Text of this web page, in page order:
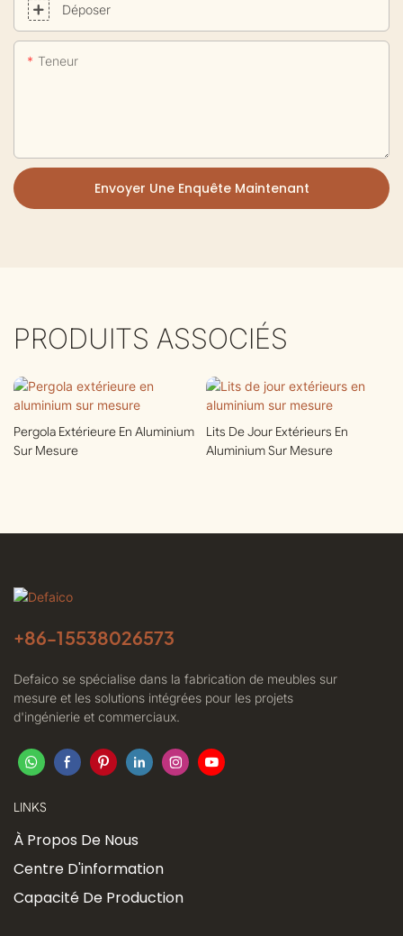
Déposer
Teneur
Envoyer Une Enquête Maintenant
PRODUITS ASSOCIÉS
Pergola Extérieure En Aluminium
Sur Mesure
Lits De Jour Extérieurs En
Aluminium Sur Mesure
+86-15538026573
Defaico se spécialise dans la fabrication de meubles sur
mesure et les solutions intégrées pour les projets
d'ingénierie et commerciaux.
LINKS
À Propos De Nous
Centre D'information
Capacité De Production